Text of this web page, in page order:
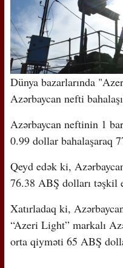
Dünya bazarlarında
Azərbaycan nefti
Azərbaycan neftinin 1
0.99 dollar bahalaşaraq
Qeyd edək ki,
76.38 ABŞ dolları təşkil
Xatırladaq ki,
“Azeri Light” markalı
orta qiyməti 65 ABŞ